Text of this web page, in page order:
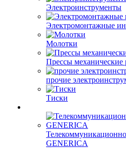
Электроинструменты
Электромонтажные
Молотки
Прессы механические
прочие
Тиски
GENERICA